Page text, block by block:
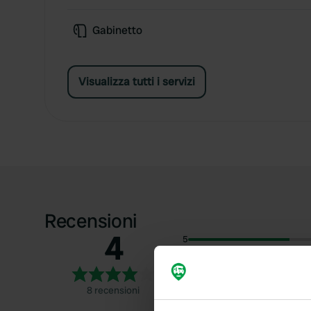
Gabinetto
Visualizza tutti i servizi
Recensioni
4
8 recensioni
5
3
2